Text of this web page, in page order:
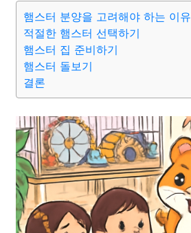
햄스터 분양을 고려해야 하는 이유
적절한 햄스터 선택하기
햄스터 집 준비하기
햄스터 돌보기
결론